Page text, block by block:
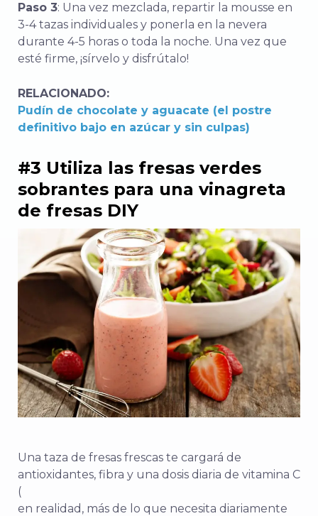
Paso 3: Una vez mezclada, repartir la mousse en
3-4 tazas individuales y ponerla en la nevera
durante 4-5 horas o toda la noche. Una vez que
esté firme, ¡sírvelo y disfrútalo!
RELACIONADO:
Pudín de chocolate y aguacate (el postre
definitivo bajo en azúcar y sin culpas)
#3 Utiliza las fresas verdes
sobrantes para una vinagreta
de fresas DIY
Una taza de fresas frescas te cargará de
antioxidantes, fibra y una dosis diaria de vitamina C
(
en realidad, más de lo que necesita diariamente